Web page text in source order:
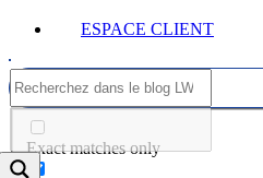
ESPACE CLIENT
Exact matches only